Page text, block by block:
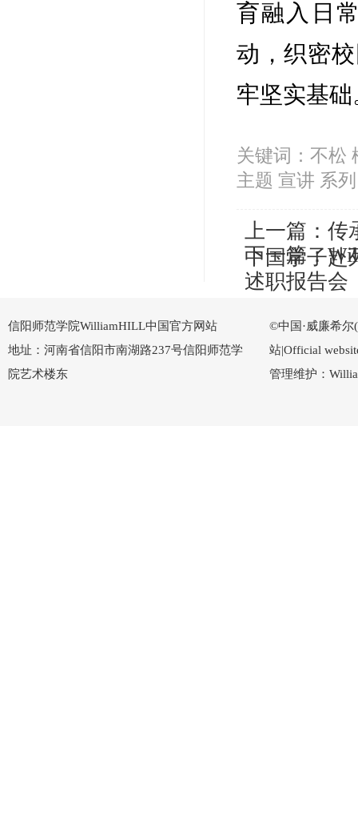
育融入日
动，织密
牢坚实基础
关键词：不松
主题 宣讲 系
上一篇： 传
中国学子赴
下一篇：
述职报告会
信阳师范学院WilliamHILL中国官方网站
地址：河南省信阳市南湖路237号信阳师范学
院艺术楼东
©中国·威廉希尔
站|Official
管理维护：